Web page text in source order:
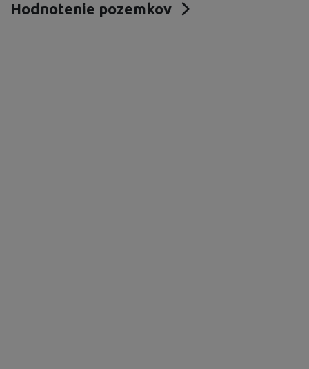
Hodnotenie pozemkov